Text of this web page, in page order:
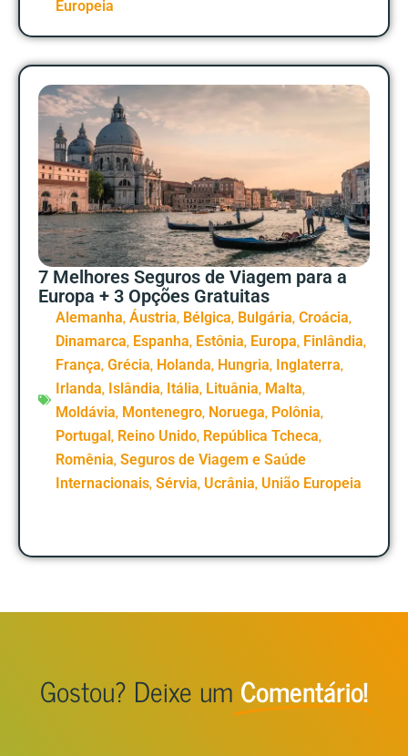
Europeia
7 Melhores Seguros de Viagem para a
Europa + 3 Opções Gratuitas
Alemanha, Áustria, Bélgica, Bulgária, Croácia,
Dinamarca, Espanha, Estônia, Europa, Finlândia,
França, Grécia, Holanda, Hungria, Inglaterra,
Irlanda, Islândia, Itália, Lituânia, Malta,
Moldávia, Montenegro, Noruega, Polônia,
Portugal , Reino Unido, República Tcheca,
Romênia, Seguros de Viagem e Saúde
Internacionais, Sérvia, Ucrânia, União Europeia
Gostou? Deixe um Comentário!